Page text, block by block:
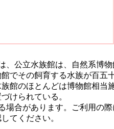
、公立水族館は、自然系博
でその飼育する水族が百五
館のほとんどは博物館相当
けられている。
場合があります。ご利用の
てください。